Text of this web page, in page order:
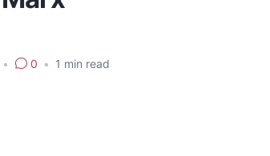
• 0 • 1 min read